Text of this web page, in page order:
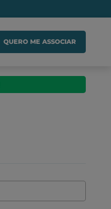
QUERO ME ASSOCIAR